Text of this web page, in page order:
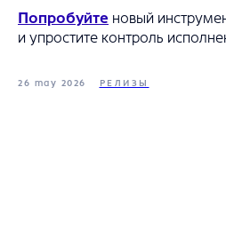
Попробуйте новый
и упростите контроль
26 may 2026 РЕЛИЗЫ